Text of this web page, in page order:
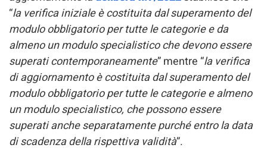
“la verifica iniziale è costituita dal superamento del
modulo obbligatorio per tutte le categorie e da
almeno un modulo specialistico che devono essere
superati contemporaneamente” mentre “la verifica
di aggiornamento è costituita dal superamento del
modulo obbligatorio per tutte le categorie e almeno
un modulo specialistico, che possono essere
superati anche separatamente purché entro la data
di scadenza della rispettiva validità”.